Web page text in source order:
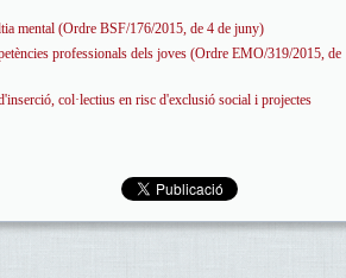
mental (Ordre BSF/176/2015, de 4 de juny)
professionals dels joves (Ordre EMO/319/2015, de
col·lectius en risc d'exclusió social i projectes